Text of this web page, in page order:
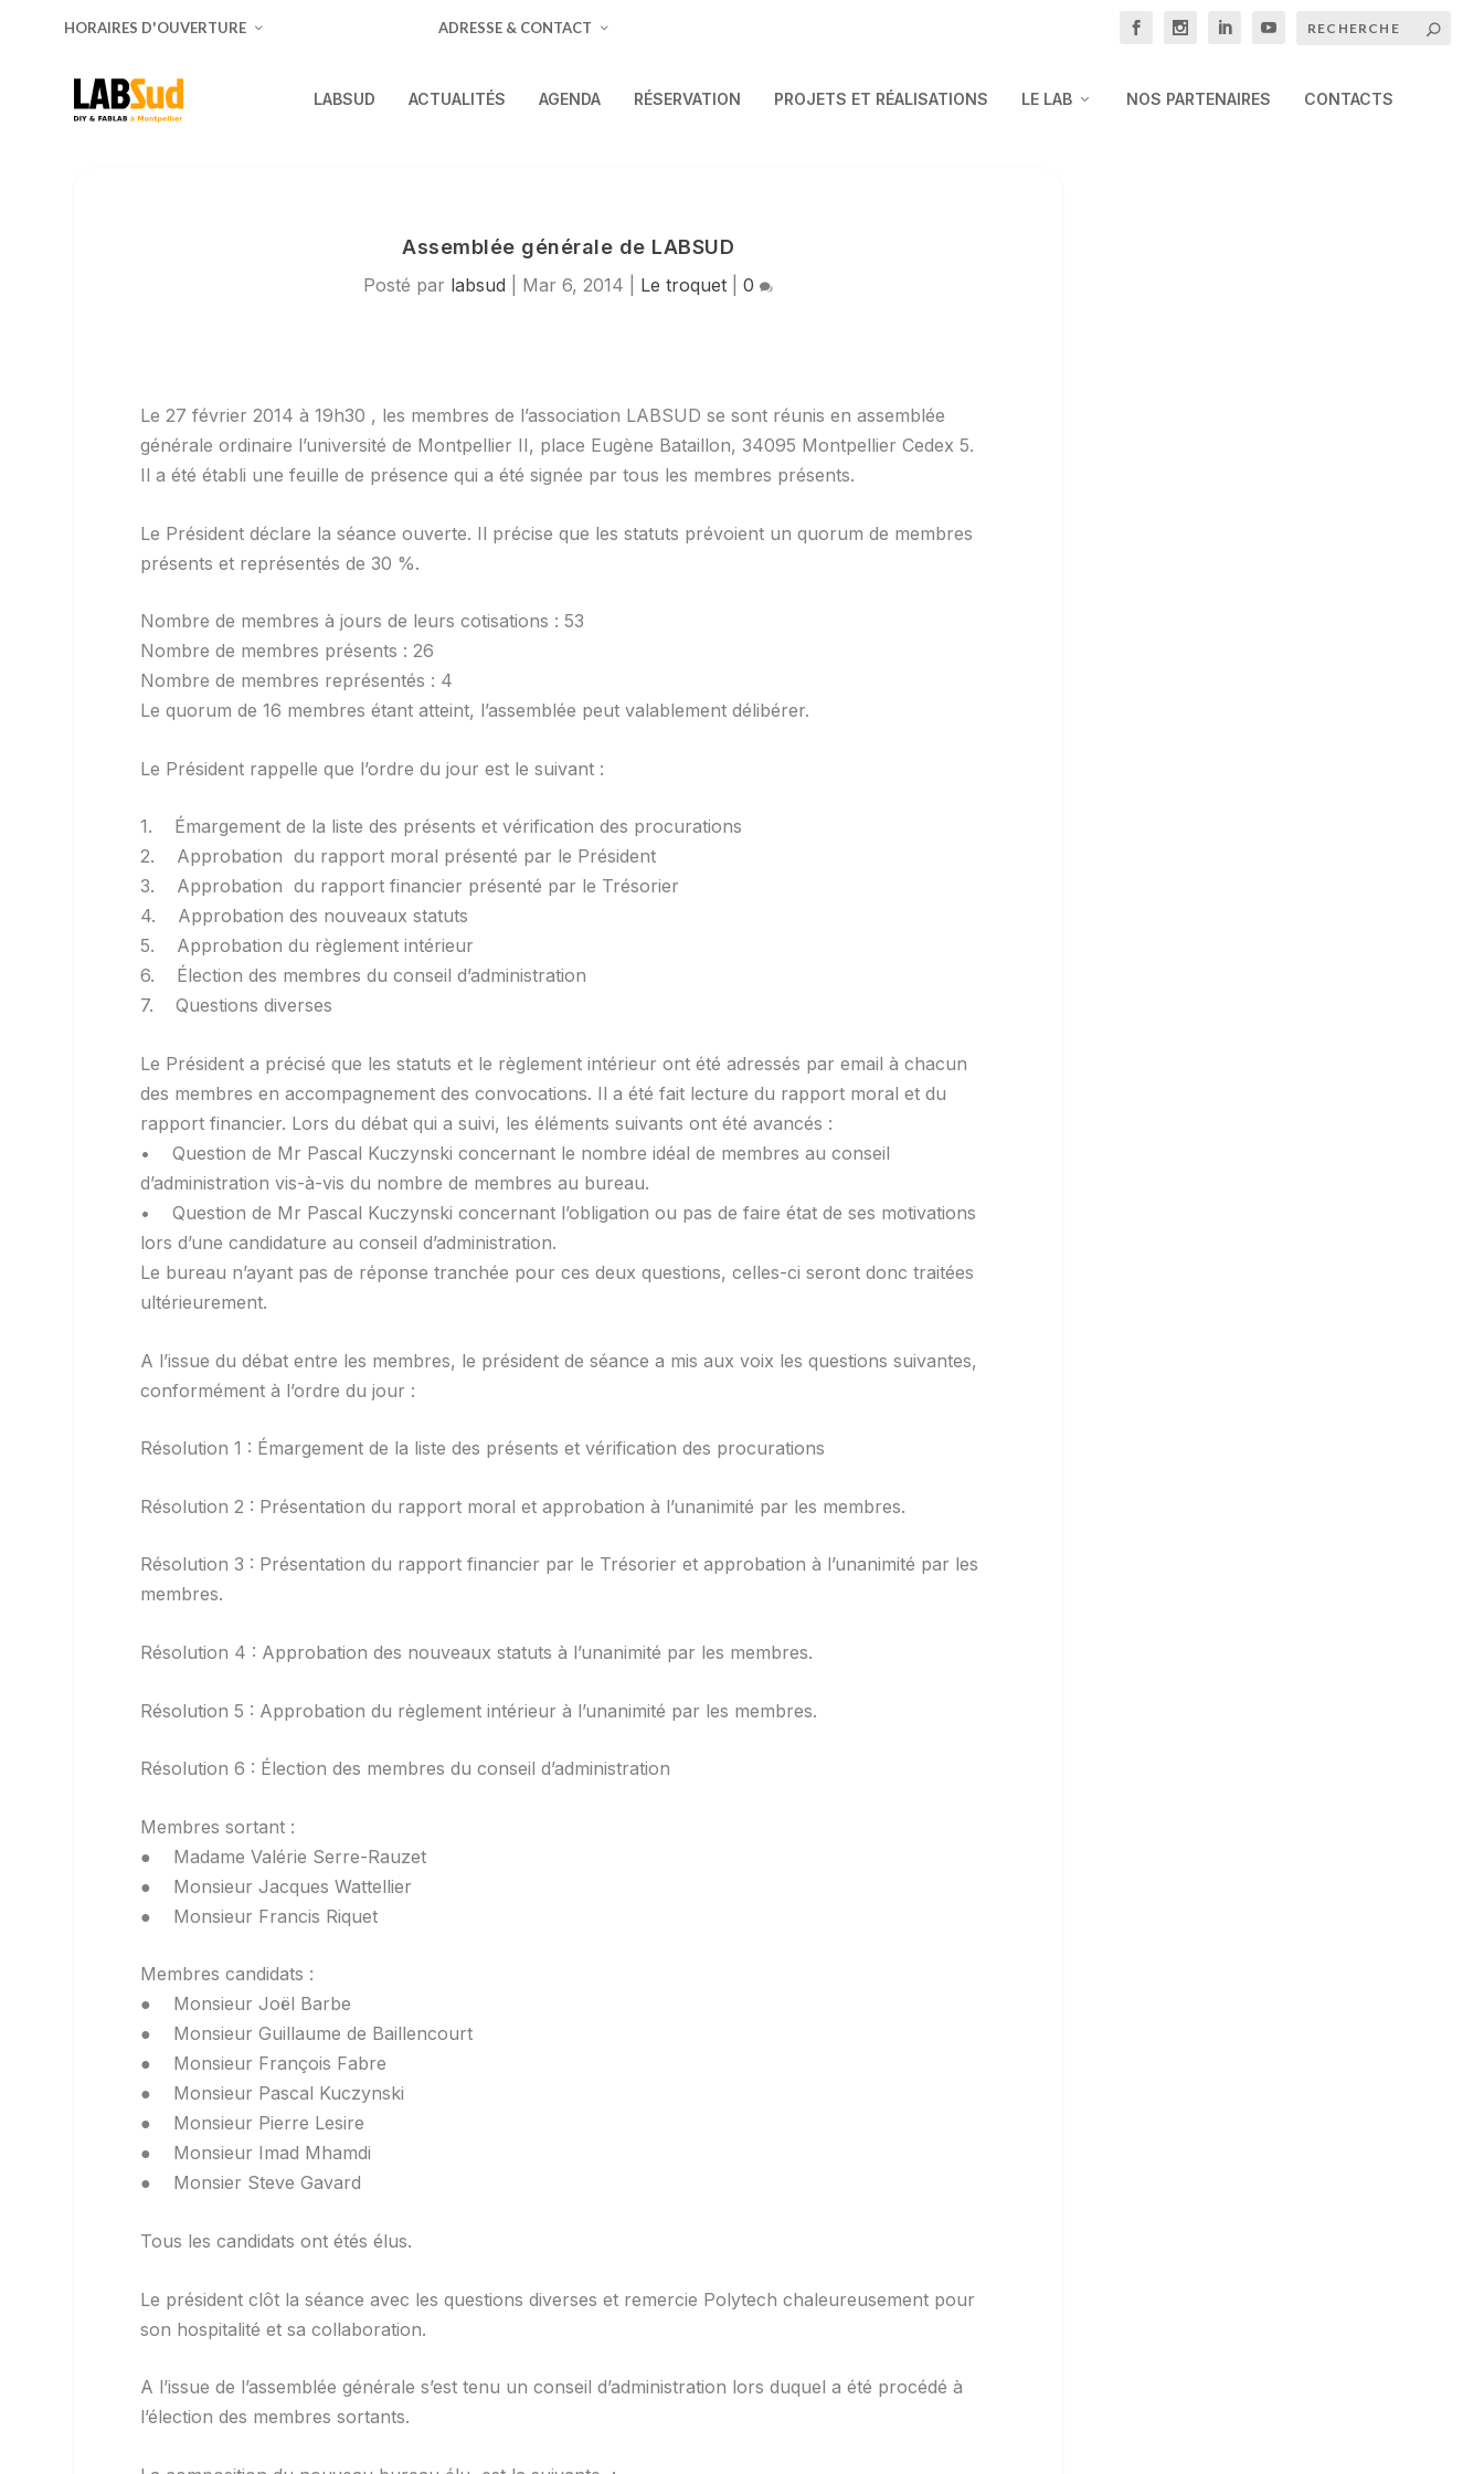
HORAIRES D'OUVERTURE ADRESSE & CONTACT
LABSUD ACTUALITÉS AGENDA RÉSERVATION PROJETS ET RÉALISATIONS LE LAB NOS PARTENAIRES CONTACTS
Assemblée générale de LABSUD
Posté par labsud Mar 6, 2014 Le troquet |0
Le 27 février 2014 à 19h30 , les membres de l’association LABSUD se sont réunis en assemblée
générale ordinaire l’université de Montpellier II, place Eugène Bataillon, 34095 Montpellier Cedex 5.
Il a été établi une feuille de présence qui a été signée par tous les membres présents.
Le Président déclare la séance ouverte. Il précise que les statuts prévoient un quorum de membres
présents et représentés de 30 %.
Nombre de membres à jours de leurs cotisations : 53
Nombre de membres présents : 26
Nombre de membres représentés : 4
Le quorum de 16 membres étant atteint, l’assemblée peut valablement délibérer.
Le Président rappelle que l’ordre du jour est le suivant :
1. Émargement de la liste des présents et vérification des procurations
2. Approbation du rapport moral présenté par le Président
3. Approbation du rapport financier présenté par le Trésorier
4. Approbation des nouveaux statuts
5. Approbation du règlement intérieur
6. Élection des membres du conseil d’administration
7. Questions diverses
Le Président a précisé que les statuts et le règlement intérieur ont été adressés par email à chacun
des membres en accompagnement des convocations. Il a été fait lecture du rapport moral et du
rapport financier. Lors du débat qui a suivi, les éléments suivants ont été avancés :
• Question de Mr Pascal Kuczynski concernant le nombre idéal de membres au conseil
d’administration vis-à-vis du nombre de membres au bureau.
• Question de Mr Pascal Kuczynski concernant l’obligation ou pas de faire état de ses motivations
lors d’une candidature au conseil d’administration.
Le bureau n’ayant pas de réponse tranchée pour ces deux questions, celles-ci seront donc traitées
ultérieurement.
A l’issue du débat entre les membres, le président de séance a mis aux voix les questions suivantes,
conformément à l’ordre du jour :
Résolution 1 : Émargement de la liste des présents et vérification des procurations
Résolution 2 : Présentation du rapport moral et approbation à l’unanimité par les membres.
Résolution 3 : Présentation du rapport financier par le Trésorier et approbation à l’unanimité par les
membres.
Résolution 4 : Approbation des nouveaux statuts à l’unanimité par les membres.
Résolution 5 : Approbation du règlement intérieur à l’unanimité par les membres.
Résolution 6 : Élection des membres du conseil d’administration
Membres sortant :
● Madame Valérie Serre-Rauzet
● Monsieur Jacques Wattellier
● Monsieur Francis Riquet
Membres candidats :
● Monsieur Joël Barbe
● Monsieur Guillaume de Baillencourt
● Monsieur François Fabre
● Monsieur Pascal Kuczynski
● Monsieur Pierre Lesire
● Monsieur Imad Mhamdi
● Monsier Steve Gavard
Tous les candidats ont étés élus.
Le président clôt la séance avec les questions diverses et remercie Polytech chaleureusement pour
son hospitalité et sa collaboration.
A l’issue de l’assemblée générale s’est tenu un conseil d’administration lors duquel a été procédé à
l’élection des membres sortants.